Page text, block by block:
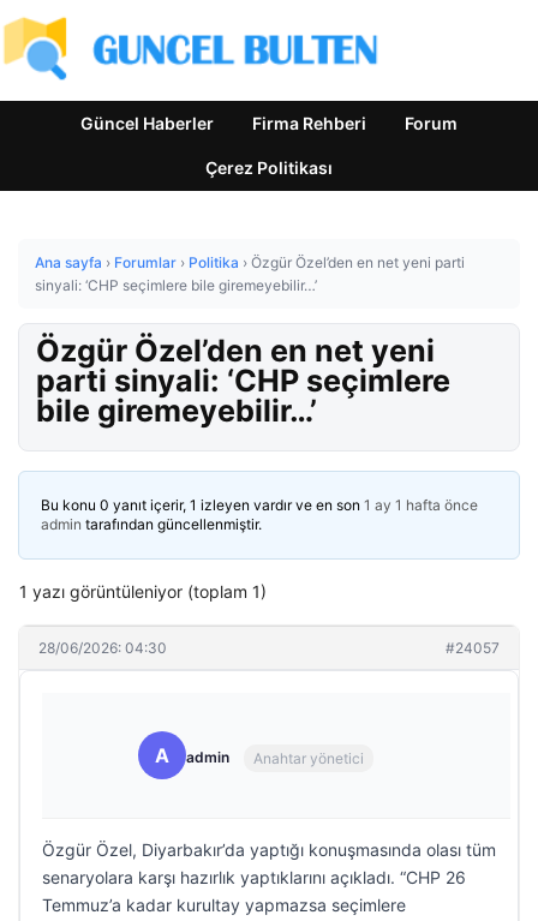
Güncel Haberler Firma Rehberi Forum
Çerez Politikası
Ana sayfa › Forumlar › Politika › Özgür Özel’den en net yeni parti
sinyali: ‘CHP seçimlere bile giremeyebilir…’
Özgür Özel’den en net yeni
parti sinyali: ‘CHP seçimlere
bile giremeyebilir…’
Bu konu 0 yanıt içerir, 1 izleyen vardır ve en son 1 ay 1 hafta önce
admin tarafından güncellenmiştir.
1 yazı görüntüleniyor (toplam 1)
28/06/2026: 04:30 #24057
A admin Anahtar yönetici
Özgür Özel, Diyarbakır’da yaptığı konuşmasında olası tüm
senaryolara karşı hazırlık yaptıklarını açıkladı. “CHP 26
Temmuz’a kadar kurultay yapmazsa seçimlere